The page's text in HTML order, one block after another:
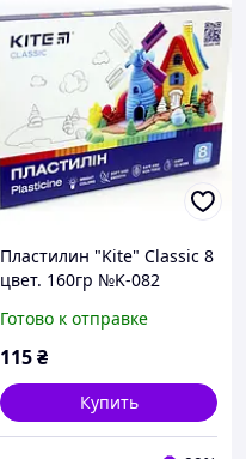
Пластилин "Kite" Classic 8
цвет. 160гр №K-082
Готово к отправке
115₴
Купить